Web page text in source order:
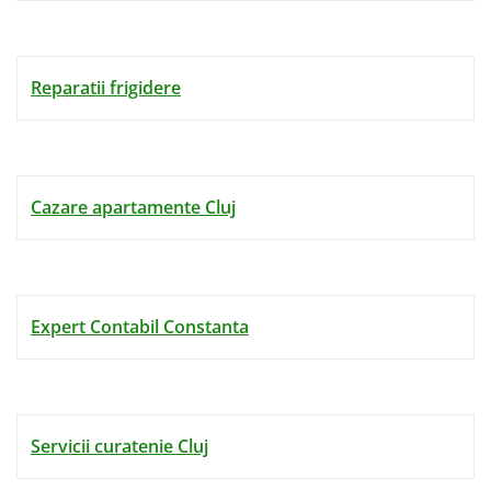
Reparatii frigidere
Cazare apartamente Cluj
Expert Contabil Constanta
Servicii curatenie Cluj